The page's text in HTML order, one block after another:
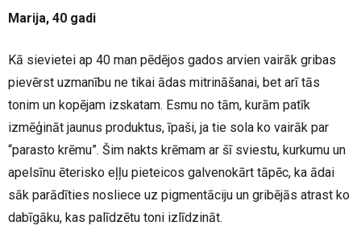
Marija, 40 gadi
Kā sievietei ap 40 man pēdējos gados arvien vairāk gribas
pievērst uzmanību ne tikai ādas mitrināšanai, bet arī tās
tonim un kopējam izskatam. Esmu no tām, kurām patīk
izmēģināt jaunus produktus, īpaši, ja tie sola ko vairāk par
“parasto krēmu”. Šim nakts krēmam ar šī sviestu, kurkumu un
apelsīnu ēterisko eļļu pieteicos galvenokārt tāpēc, ka ādai
sāk parādīties nosliece uz pigmentāciju un gribējās atrast ko
dabīgāku, kas palīdzētu toni izlīdzināt.